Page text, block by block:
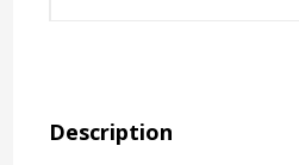
Description